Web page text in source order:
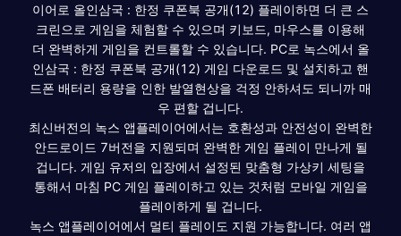
이어로 올인삼국 : 한정 쿠폰북 공개(12) 플레이하면 더 큰 스
크린으로 게임을 체험할 수 있으며 키보드, 마우스를 이용해
더 완벽하게 게임을 컨트롤할 수 있습니다. PC로 녹스에서 올
인삼국 : 한정 쿠폰북 공개(12) 게임 다운로드 및 설치하고 핸
드폰 배터리 용량을 인한 발열현상을 걱정 안하셔도 되니까 매
우 편할 겁니다.
최신버전의 녹스 앱플레이어에서는 호환성과 안전성이 완벽한
안드로이드 7버전을 지원되며 완벽한 게임 플레이 만나게 될
겁니다. 게임 유저의 입장에서 설정된 맞춤형 가상키 세팅을
통해서 마침 PC 게임 플레이하고 있는 것처럼 모바일 게임을
플레이하게 될 겁니다.
녹스 앱플레이어에서 멀티 플레이도 지원 가능합니다. 여러 앱